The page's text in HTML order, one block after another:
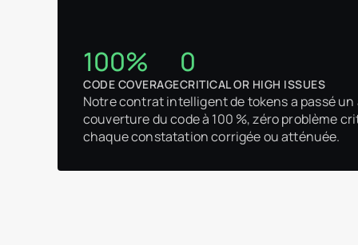
100%
CODE COVERAGE
0
CRITICAL OR HIGH ISSUES
Notre contrat intelligent de tokens a passé
couverture du code à 100 %, zéro problème
chaque constatation corrigée ou atténuée.